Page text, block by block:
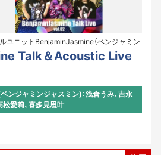
ユニットBenjaminJasmine（ベンジャミン
スティックライブ２回目！
Talk＆Acoustic Live
ンジャミンジャスミン)：浅倉うみ、吉永
松愛莉、喜多見思叶